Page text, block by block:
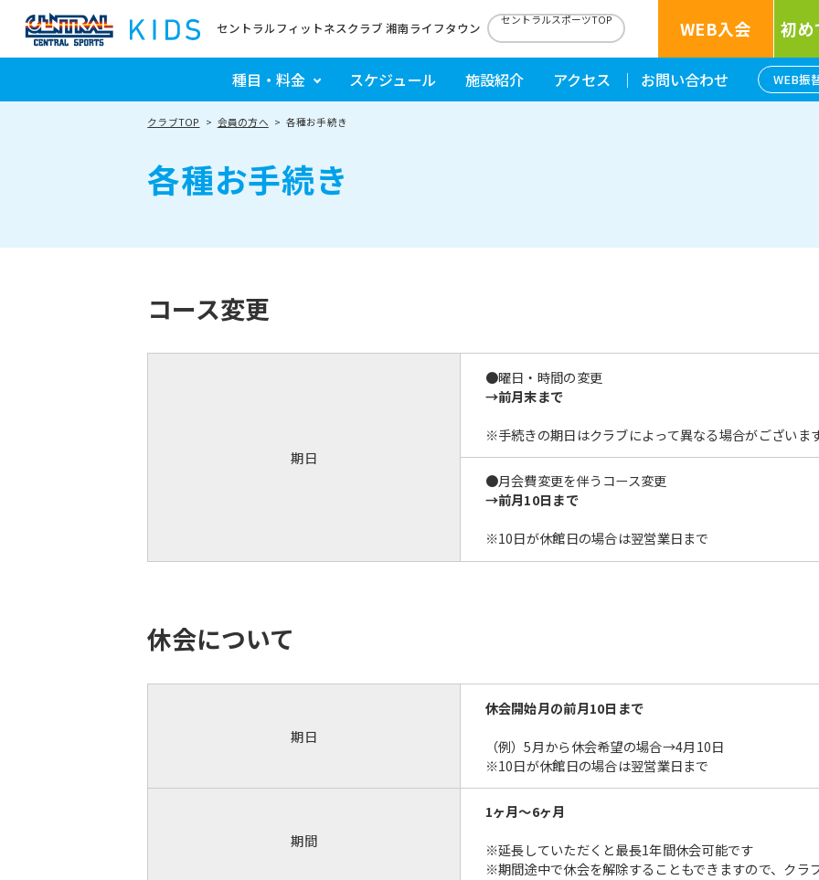
セントラルフィットネスクラブ 湘南ライフタウン セントラルスポーツTOP WEB入会 初
種目・料金 スケジュール 施設紹介 アクセス お問い合わせ WEB振
クラブTOP 会員の方へ 各種お手続き
各種お手続き
コース変更
期日
●曜日・時間の変更
→前月末まで
※手続きの期日はクラブによって異なる場合がございま
●月会費変更を伴うコース変更
→前月10日まで
※10日が休館日の場合は翌営業日まで
休会について
期日
休会開始月の前月10日まで
（例）5月から休会希望の場合→4月10日
※10日が休館日の場合は翌営業日まで
期間
1ヶ月～6ヶ月
※延長していただくと最長1年間休会可能です
※期間途中で休会を解除することもできますので、クラ